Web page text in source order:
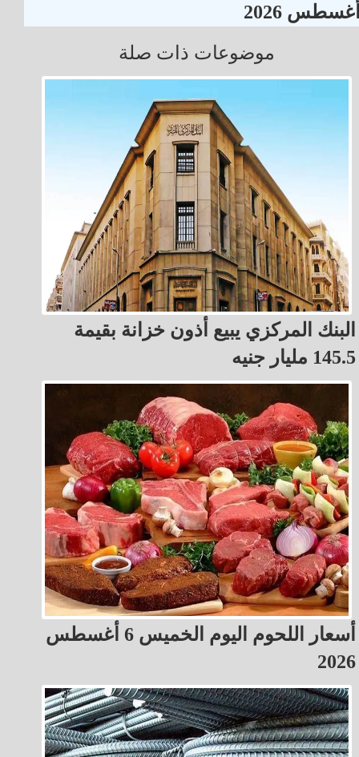
2026
موضوعات ذات صلة
البنك المركزي يبيع أذون خزانة بقيمة
145.5 مليار جنيه
أسعار اللحوم اليوم الخميس 6 أغسطس
2026